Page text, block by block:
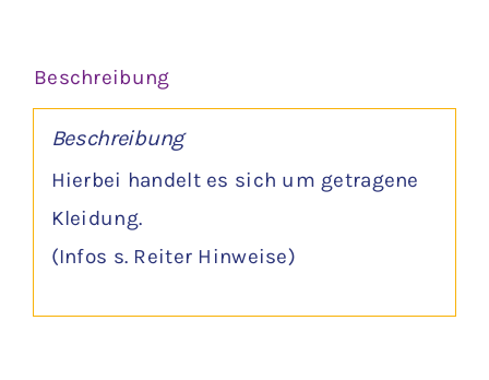
Beschreibung
Beschreibung
Hierbei handelt es sich um getragene
Kleidung.
(Infos s. Reiter Hinweise)